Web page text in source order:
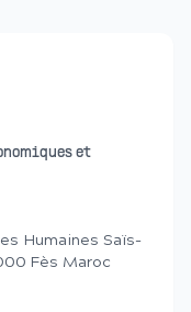
et
Humaines Saïs-
Fès Maroc